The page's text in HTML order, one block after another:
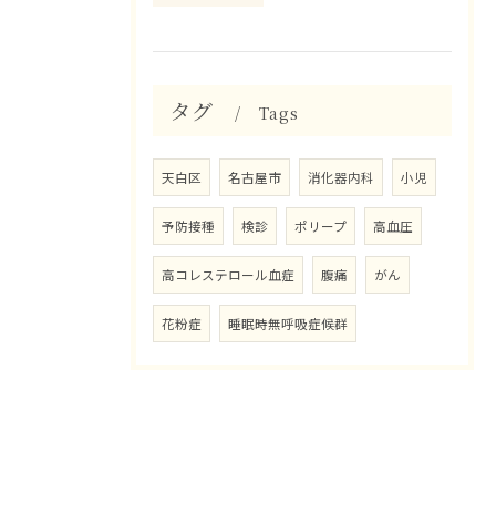
タグ Tags
天白区 名古屋市 消化器内科 小児
予防接種 検診 ポリープ 高血圧
高コレステロール血症 腹痛 がん
花粉症 睡眠時無呼吸症候群